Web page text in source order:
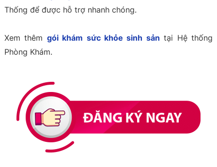
Thống để được hỗ trợ nhanh chóng.
Xem thêm gói khám sức khỏe sinh sản tại Hệ thống
Phòng Khám.